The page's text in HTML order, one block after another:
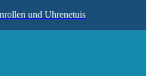
und Uhrenetuis